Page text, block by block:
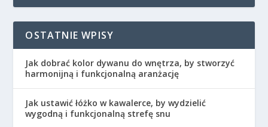
OSTATNIE WPISY
Jak dobrać kolor dywanu do wnętrza, by stworzyć
harmonijną i funkcjonalną aranżację
Jak ustawić łóżko w kawalerce, by wydzielić
wygodną i funkcjonalną strefę snu